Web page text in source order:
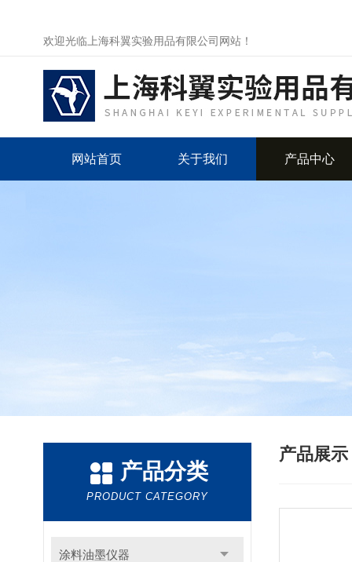
欢迎光临上海科翼实验用品有限公司网站！
网站首页 关于我们 产品中心
产品分类
PRODUCT CATEGORY
涂料油墨仪器
产品展示